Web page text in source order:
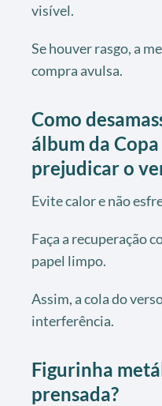
visível.
Se houver rasgo, a
compra avulsa.
Como
álbum da
prejudicar o
Evite calor e não
Faça a recuperação
papel limpo.
Assim, a cola do
interferência.
Figurinha
prensada?